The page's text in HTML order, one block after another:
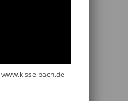
www.kisselbach.de